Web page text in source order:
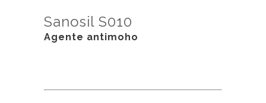
Sanosil S010
Agente antimoho